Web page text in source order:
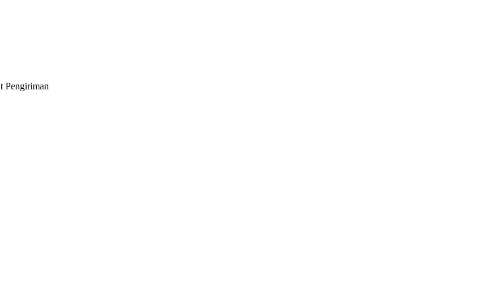
Pengiriman